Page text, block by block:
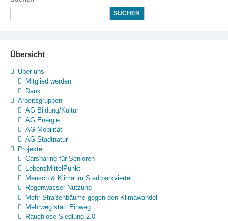
SUCHEN
Übersicht
Über uns
Mitglied werden
Dank
Arbeitsgruppen
AG Bildung/Kultur
AG Energie
AG Mobilität
AG Stadtnatur
Projekte
Carsharing für Senioren
LebensMittelPunkt
Mensch & Klima im Stadtparkviertel
Regenwasser-Nutzung
Mehr Straßenbäume gegen den Klimawandel
Mehrweg statt Einweg
Rauchlose Siedlung 2.0